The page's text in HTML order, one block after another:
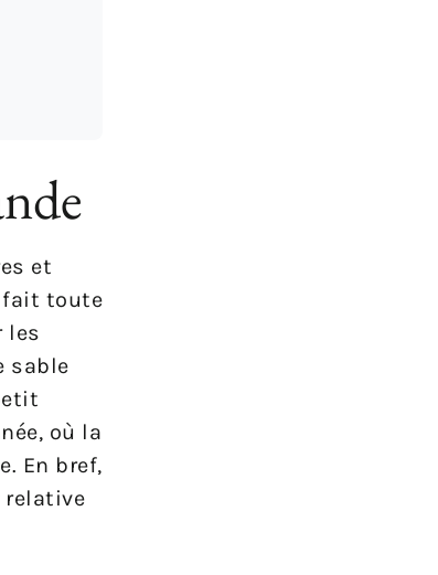
et
fait toute
les
sable
où la
En bref,
relative